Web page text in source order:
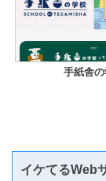
手紙舎
イケてるWeb